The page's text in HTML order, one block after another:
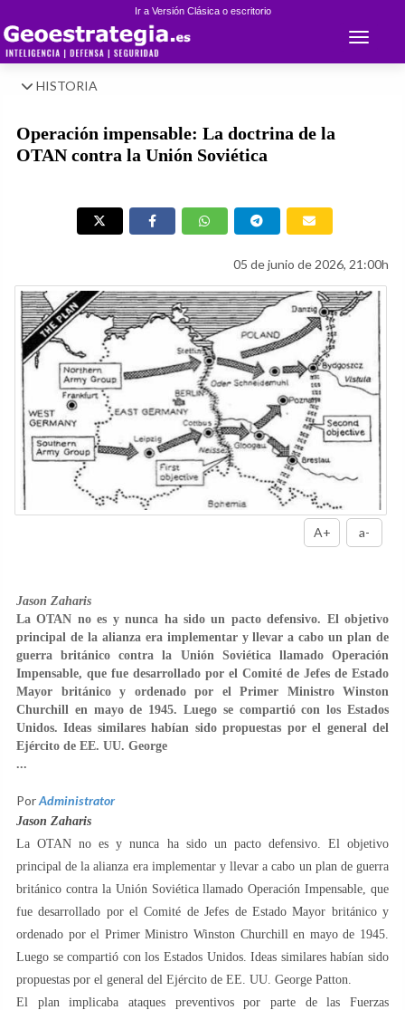
Ir a Versión Clásica o escritorio
Toggle
HISTORIA
Operación impensable: La doctrina de la
OTAN contra la Unión Soviética
05 de junio de 2026, 21:00h
A+ a-
Jason Zaharis
La OTAN no es y nunca ha sido un pacto defensivo. El objetivo
principal de la alianza era implementar y llevar a cabo un plan de
guerra británico contra la Unión Soviética llamado Operación
Impensable, que fue desarrollado por el Comité de Jefes de Estado
Mayor británico y ordenado por el Primer Ministro Winston
Churchill en mayo de 1945. Luego se compartió con los Estados
Unidos. Ideas similares habían sido propuestas por el general del
Ejército de EE. UU. George
...
PorAdministrator
Jason Zaharis
La OTAN no es y nunca ha sido un pacto defensivo. El objetivo
principal de la alianza era implementar y llevar a cabo un plan de guerra
británico contra la Unión Soviética llamado Operación Impensable, que
fue desarrollado por el Comité de Jefes de Estado Mayor británico y
ordenado por el Primer Ministro Winston Churchill en mayo de 1945.
Luego se compartió con los Estados Unidos. Ideas similares habían sido
propuestas por el general del Ejército de EE. UU. George Patton.
El plan implicaba ataques preventivos por parte de las Fuerzas